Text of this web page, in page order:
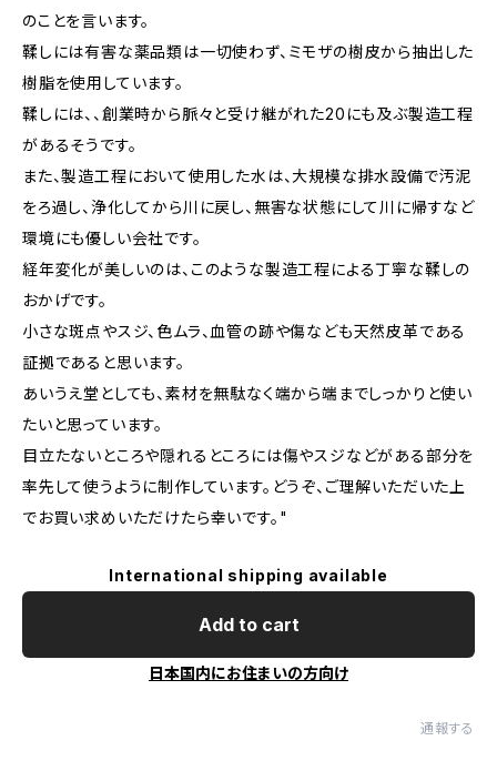
のことを言います。
鞣しには有害な薬品類は一切使わず、ミモザの樹皮から抽出した
樹脂を使用しています。
鞣しには、、創業時から脈々と受け継がれた20にも及ぶ製造工程
があるそうです。
また、製造工程において使用した水は、大規模な排水設備で汚泥
をろ過し、浄化してから川に戻し、無害な状態にして川に帰すなど
環境にも優しい会社です。
経年変化が美しいのは、このような製造工程による丁寧な鞣しの
おかげです。
小さな斑点やスジ、色ムラ、血管の跡や傷なども天然皮革である
証拠であると思います。
あいうえ堂としても、素材を無駄なく端から端までしっかりと使い
たいと思っています。
目立たないところや隠れるところには傷やスジなどがある部分を
率先して使うように制作しています。どうぞ、ご理解いただいた上
でお買い求めいただけたら幸いです。"
International shipping available
Add to cart
日本国内にお住まいの方向け
通報する